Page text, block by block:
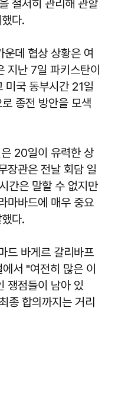
철저히 관리해 관할
다.
데 협상 상황은 여
지난 7일 파키스탄이
미국 동부시간 21일
종전 방안을 모색
20일이 유력한 상
장관은 전날 회담 일
간은 말할 수 없지만
마바드에 매우 중요
다.
드 바게르 갈리바프
서 "여전히 많은 이
쟁점들이 남아 있
종 합의까지는 거리